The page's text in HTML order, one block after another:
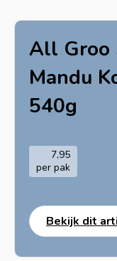
All Groo
Mandu
540g
7,95
per pak
Bekijk dit